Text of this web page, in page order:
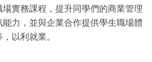
場實務課程，提升同學們的商業管理
力，並與企業合作提供學生職場體
以利就業。